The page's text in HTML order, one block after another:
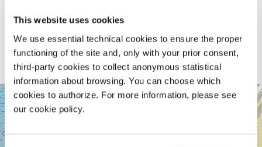
This website uses cookies
We use essential technical cookies to ensure the proper
functioning of the site and, only with your prior consent,
third-party cookies to collect anonymous statistical
information about browsing. You can choose which
cookies to authorize. For more information, please see
our cookie policy.
SALA
PERLA
LUNGOMARE
MARCONI
30126